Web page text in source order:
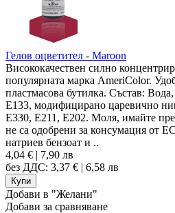
Гелов оцветител - Maroon
Висококачествен силно
популярната марка AmeriColor.
пластмасова бутилка. Състав:
E133, модифицирано царевично
E330, E211, E202. Моля, имайте
не са одобрени за консумация от
натриев бензоат и ..
4,04 € | 7,90 лв
без ДДС: 3,37 € | 6,58 лв
Добави в "Желани"
Добави за сравняване